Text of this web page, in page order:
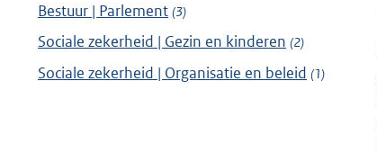
Bestuur | Parlement (3)
Sociale zekerheid | Gezin en kinderen (2)
Sociale zekerheid | Organisatie en beleid (1)